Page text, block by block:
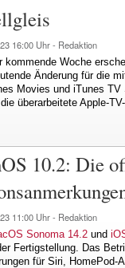
16:00 Uhr - Redaktion
kommende Woche
Änderung für die
Movies und iTunes TV
überarbeitete Apple-
10.2: Die
11:00 Uhr - Redaktion
Sonoma 14.2 und
Fertigstellung. Das
für Siri, HomePod-